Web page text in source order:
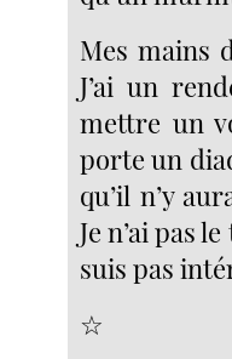
Mes mains
J’ai un
mettre un
porte un
qu’il n’y
Je n’ai pas
suis pas
☆